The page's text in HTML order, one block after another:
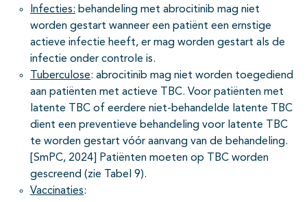
Infecties: behandeling met abrocitinib mag niet
worden gestart wanneer een patiënt een ernstige
actieve infectie heeft, er mag worden gestart als de
infectie onder controle is.
Tuberculose: abrocitinib mag niet worden toegediend
aan patiënten met actieve TBC. Voor patiënten met
latente TBC of eerdere niet-behandelde latente TBC
dient een preventieve behandeling voor latente TBC
te worden gestart vóór aanvang van de behandeling.
[SmPC, 2024] Patiënten moeten op TBC worden
gescreend (zie Tabel 9).
Vaccinaties: